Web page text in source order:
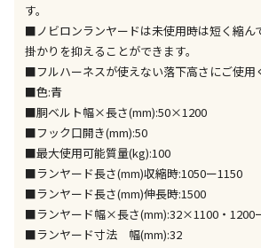
す
委託業者によりお届けする商品で
が、ご購入手続きを分けてお買い
※支払い方法の代金引換は選択で
※電話注文はできません。
宅配のみでお届けする商品です（
ません）
※「宅配・店舗受取」「宅配のみ
同時購入が可能です
す。
■ノビロンランヤードは未使用時は短く縮ん
掛かりを抑えることができます。
■フルハーネスが使えない落下高さにご使用
■色:青
■胴ベルト幅×長さ(mm):50×1200
■フック口開き(mm):50
■最大使用可能質量(kg):100
■ランヤード長さ(mm)収縮時:1050ー1150
■ランヤード長さ(mm)伸長時:1500
■ランヤード幅×長さ(mm):32×1100・1200
■ランヤード寸法 幅(mm):32